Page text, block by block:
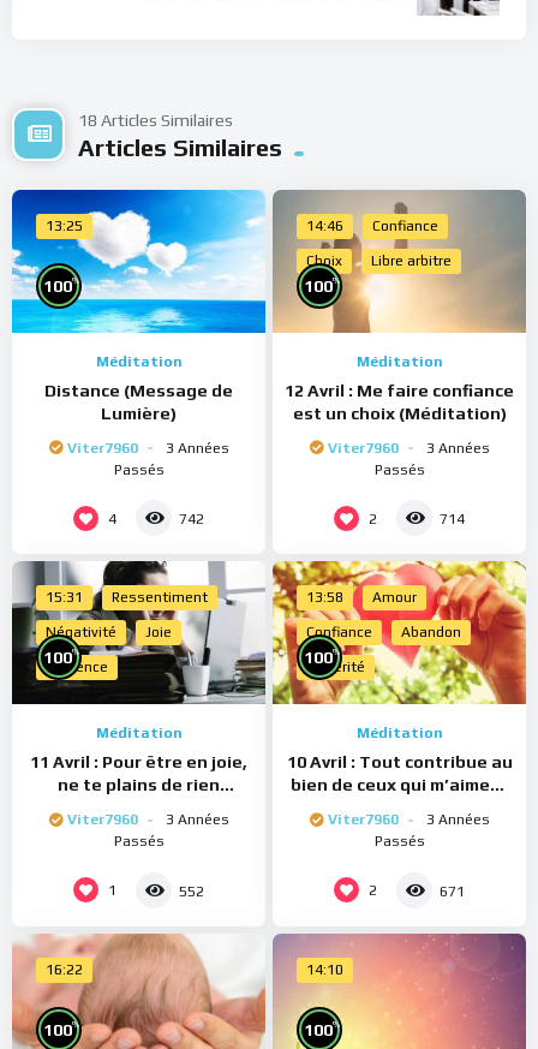
18 Articles Similaires
Articles Similaires
13:25
100%
Méditation
Distance (Message de
Lumière)
Viter7960
3 Années
Passés
4 742
14:46 Confiance
Choix Libre arbitre
100%
Méditation
12 Avril : Me faire confiance
est un choix (Méditation)
Viter7960
3 Années
Passés
2 714
15:31 Ressentiment
Négativité Joie
Présence
100%
Méditation
11 Avril : Pour être en joie,
ne te plains de rien
Viter7960
3 Années
Passés
1 552
13:58 Amour
Confiance Abandon
Sincérité
100%
Méditation
10 Avril : Tout contribue au
bien de ceux qui m’aiment
Viter7960
3 Années
Passés
2 671
16:22
100%
14:10
100%